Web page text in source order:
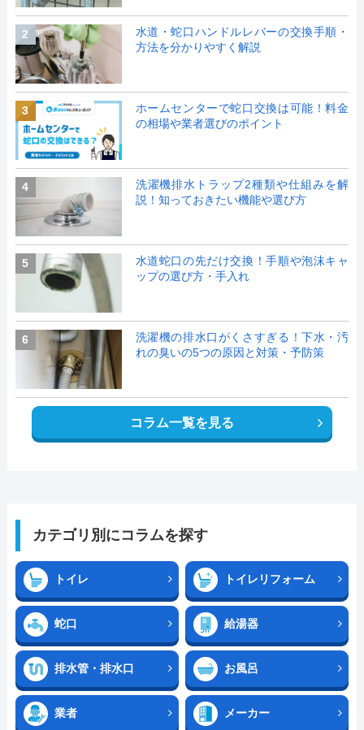
2
水道・蛇口ハンドルレバーの交換手順・
方法を分かりやすく解説
3
ホームセンターで蛇口交換は可能！料金
の相場や業者選びのポイント
4
洗濯機排水トラップ2種類や仕組みを解
説！知っておきたい機能や選び方
5
水道蛇口の先だけ交換！手順や泡沫キャ
ップの選び方・手入れ
6
洗濯機の排水口がくさすぎる！下水・汚
れの臭いの5つの原因と対策・予防策
コラム一覧を見る
カテゴリ別にコラムを探す
トイレ トイレリフォーム
蛇口 給湯器
排水管・排水口 お風呂
業者 メーカー